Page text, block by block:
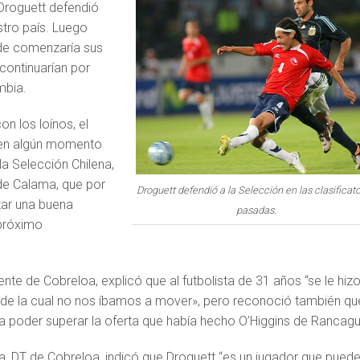
Droguett defendió a la Selección en las
pasadas.
defendió
país. Luego
comenzaría sus
por
los loínos, el
algún momento
Selección Chilena,
Calama, que por
una buena
de Cobreloa, explicó que al futbolista de 31 años “se le
la cual no nos íbamos a mover», pero reconoció también
poder superar la oferta que había hecho O’Higgins de